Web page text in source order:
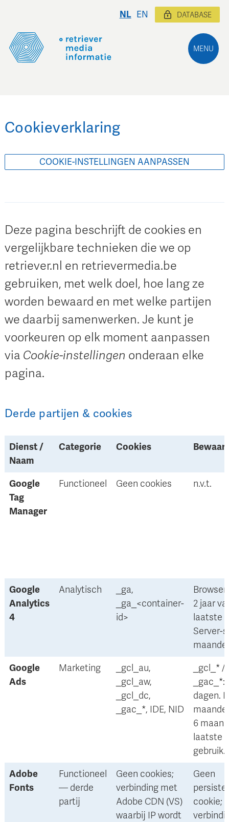
MENU
NL EN DATABASE
Cookieverklaring
COOKIE-INSTELLINGEN AANPASSEN
Deze pagina beschrijft de cookies en
vergelijkbare technieken die we op
retriever.nl en retrievermedia.be
gebruiken, met welk doel, hoe lang ze
worden bewaard en met welke partijen
we daarbij samenwerken. Je kunt je
voorkeuren op elk moment aanpassen
via Cookie-instellingen onderaan elke
pagina.
Derde partijen & cookies
Dienst /
Naam
Categorie Cookies
Google
Tag
Manager
Functioneel Geen cookies n.v.t.
Google
Analytics
4
Analytisch
_ga,
_ga_<container-
id>
2 jaar
laatste
Server-
Google
Ads
Marketing
_gcl_au,
_gcl_aw,
_gcl_dc,
_gac_*, IDE, NID
_gcl_* /
_gac_*:
dagen.
6
laatste
gebruik.
Adobe
Fonts
Functioneel
— derde
partij
Geen cookies;
verbinding met
Adobe CDN (VS)
waarbij IP wordt
Geen
cookie;